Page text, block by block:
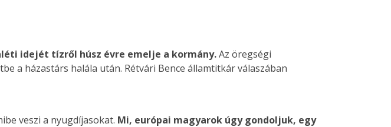
idejét tízről húsz évre emelje a kormány.Az öregségi
a házastárs halála után. Rétvári Bence államtitkár válaszában
veszi a nyugdíjasokat. Mi, európai magyarok úgy gondoljuk, egy